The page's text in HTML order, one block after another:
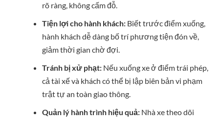
rõ ràng, không cấm đỗ.
Tiện lợi cho hành khách:Biết trước điểm xuống,
hành khách dễ dàng bố trí phương tiện đón về,
giảm thời gian chờ đợi.
Tránh bị xử phạt:Nếu xuống xe ở điểm trái phép,
cả tài xế và khách có thể bị lập biên bản vi phạm
trật tự an toàn giao thông.
Quản lý hành trình hiệu quả:Nhà xe theo dõi